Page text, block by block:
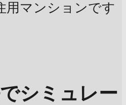
用マンションです
シミュレー